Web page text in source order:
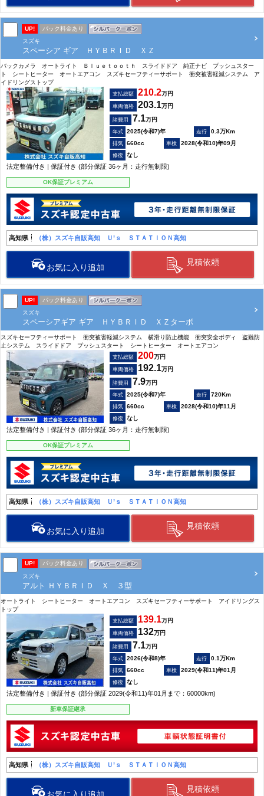
UP!
パック料金あり
スズキ
スペーシア ギア ＨＹＢＲＩＤ ＸＺ
バックカメラ オートライト Ｂｌｕｅｔｏｏｔｈ スライドドア 純正ナビ プッシュスター
ト シートヒーター オートエアコン スズキセーフティーサポート 衝突被害軽減システム ア
イドリングストップ
支払総額 210.2万円
車両価格 203.1万円
諸費用 7.1万円
2025(令和7)年
0.3万Km
660cc
2028(令和10)年09月
なし
法定整備付き | 保証付き (部分保証 36ヶ月：走行無制限)
OK保証プレミアム
高知県 （株）スズキ自販高知 Ｕ’ｓ ＳＴＡＴＩＯＮ高知
お気に入り追加
見積依頼
UP!
パック料金あり
スズキ
スペーシアギア ギア ＨＹＢＲＩＤ ＸＺターボ
スズキセーフティーサポート 衝突被害軽減システム 横滑り防止機能 衝突安全ボディ 盗難防
止システム スライドドア プッシュスタート シートヒーター オートエアコン
支払総額 200万円
車両価格 192.1万円
諸費用 7.9万円
2025(令和7)年
720Km
660cc
2028(令和10)年11月
なし
法定整備付き | 保証付き (部分保証 36ヶ月：走行無制限)
OK保証プレミアム
高知県 （株）スズキ自販高知 Ｕ’ｓ ＳＴＡＴＩＯＮ高知
お気に入り追加
見積依頼
UP!
パック料金あり
スズキ
アルト ＨＹＢＲＩＤ Ｘ ３型
オートライト シートヒーター オートエアコン スズキセーフティーサポート アイドリングス
トップ
支払総額 139.1万円
車両価格 132万円
諸費用 7.1万円
2026(令和8)年
0.1万Km
660cc
2029(令和11)年01月
なし
法定整備付き | 保証付き (部分保証 2029(令和11)年01月まで：60000km)
新車保証継承
高知県 （株）スズキ自販高知 Ｕ’ｓ ＳＴＡＴＩＯＮ高知
見積依頼